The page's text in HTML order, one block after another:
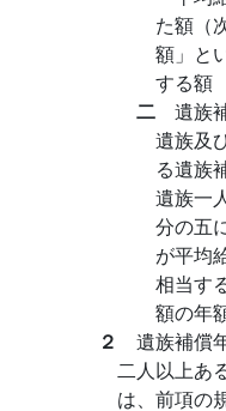
た額（
額」と
する額
二 遺族
遺族及
る遺族
遺族一
分の五
が平均
相当す
額の年
２ 遺族補償
二人以上あ
は、前項の